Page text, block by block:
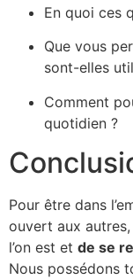
En quoi ces
Que vous
sont-elles
Comment
quotidien ?
Pour être dans
ouvert aux
l’on est et de se
Nous possédons